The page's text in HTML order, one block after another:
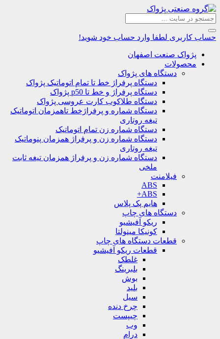
حساب کاربری لطفا وارد حساب خود شوید!
پژواک صنعت اصفهان
محصولات
دستگاه های پژواک
دستگاه پرفراژ خط تا تمام اتوماتیک پژواک
دستگاه پرفراژ و خط تا p50 پژواک
دستگاه طلاکوب کارت عروسی پژواک
دستگاه شماره و پرفراژخط تاهمزمان اتوماتیک
تیغه روتاری
دستگاه شماره زن تمام اتوماتیک
دستگاه شماره زن و پرفراژ همزمان پنوماتیک
تیغه روتاری
دستگاه شماره زن و پرفراژ همزمان تیغه ثابت
ملخی
فیلامنت
ABS
ABS+
هایم پک پلاس
دستگاه های چاپ
ریکو آفیشیو
کونیکا مینولتا
قطعات دستگاه های چاپ
قطعات ریکو آفیشیو
غلطک
بلبرینگ
بوش
بلید
سیل
چرخ دنده
چیپست
وب
درام